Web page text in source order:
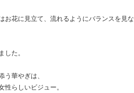
花に見立て、流れるようにバランスを見な
した。
う華やぎは、
性らしいビジュー。